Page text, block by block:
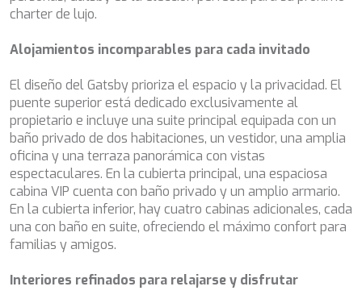
charter de lujo.
Alojamientos incomparables para cada invitado
El diseño del Gatsby prioriza el espacio y la privacidad. El
puente superior está dedicado exclusivamente al
propietario e incluye una suite principal equipada con un
baño privado de dos habitaciones, un vestidor, una amplia
oficina y una terraza panorámica con vistas
espectaculares. En la cubierta principal, una espaciosa
cabina VIP cuenta con baño privado y un amplio armario.
En la cubierta inferior, hay cuatro cabinas adicionales, cada
una con baño en suite, ofreciendo el máximo confort para
familias y amigos.
Interiores refinados para relajarse y disfrutar
BEYOND
BLACK PEARL
BLEU DE NIMES
BLUE HEAVEN
BLUE TIME
CALA DI LUNA
CALADAN
CALMA
CALYPSO I
CANER IV
CAPRI I
CARMEN
CARPE DIEM
dificultades de navegación de la página web.
Analíticas y personalización
comportamiento de los usuarios de este sitio web. La
información recogida mediante este tipo de cookies se
utiliza en la medición de la actividad de la web para la
elaboración de perfiles de navegación de los usuarios con
el fin de introducir mejoras en función del análisis de los
datos de uso que hacen los usuarios del servicio. Permiten
guardar la información de preferencia del usuario para
mejorar la calidad de nuestros servicios y para ofrecer una
mejor experiencia a través de productos recomendados.
Marketing y publicidad
sobre las preferencias y elecciones personales del usuario
a través de la observación continuada de sus hábitos de